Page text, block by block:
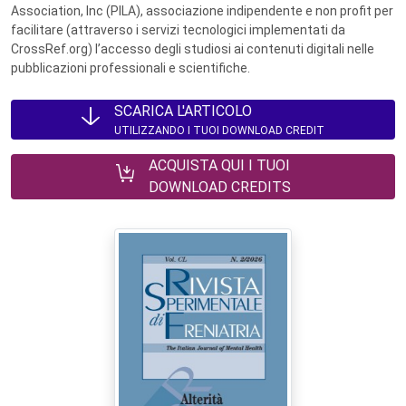
Association, Inc (PILA), associazione indipendente e non profit per
facilitare (attraverso i servizi tecnologici implementati da
CrossRef.org) l’accesso degli studiosi ai contenuti digitali nelle
pubblicazioni professionali e scientifiche.
SCARICA L'ARTICOLO
UTILIZZANDO I TUOI DOWNLOAD CREDIT
ACQUISTA QUI I TUOI
DOWNLOAD CREDITS